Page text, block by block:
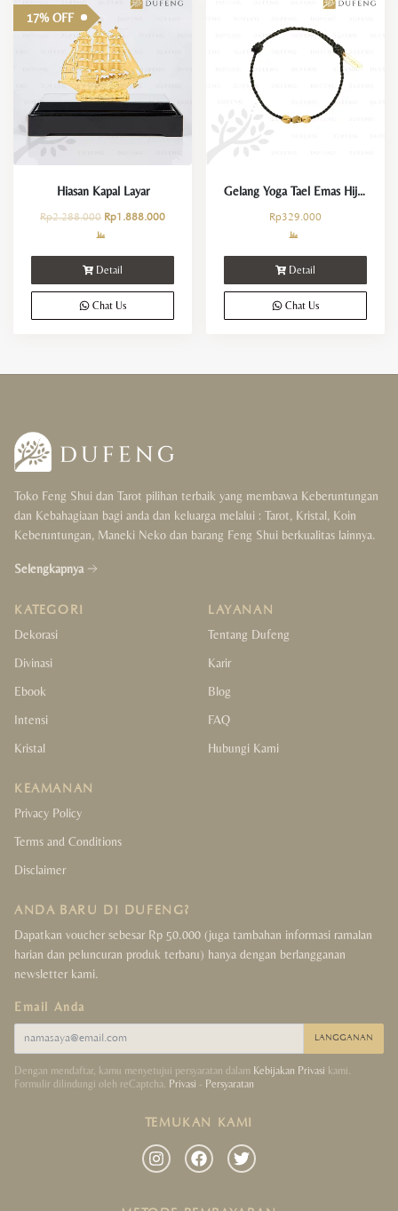
17% OFF
Hiasan Kapal Layar
Rp2.288.000 Rp1.888.000
Detail
Chat Us
Gelang Yoga Tael Emas Hijau Keberuntungan dan Kemakmuran
Rp329.000
Detail
Chat Us
Toko Feng Shui dan Tarot pilihan terbaik yang membawa Keberuntungan
dan Kebahagiaan bagi anda dan keluarga melalui : Tarot, Kristal, Koin
Keberuntungan, Maneki Neko dan barang Feng Shui berkualitas lainnya.
Selengkapnya
KATEGORI
Dekorasi
Divinasi
Ebook
Intensi
Kristal
LAYANAN
Tentang Dufeng
Karir
Blog
FAQ
Hubungi Kami
KEAMANAN
Privacy Policy
Terms and Conditions
Disclaimer
ANDA BARU DI DUFENG?
Dapatkan voucher sebesar Rp 50.000 (juga tambahan informasi ramalan
harian dan peluncuran produk terbaru) hanya dengan berlangganan
newsletter kami.
Email Anda
LANGGANAN
Dengan mendaftar, kamu menyetujui persyaratan dalam Kebijakan Privasi kami.
Formulir dilindungi oleh reCaptcha. Privasi - Persyaratan
TEMUKAN KAMI